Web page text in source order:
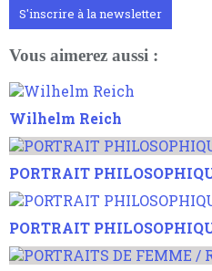
S'inscrire à la newsletter
Vous aimerez aussi :
Wilhelm Reich
PORTRAIT
PORTRAIT